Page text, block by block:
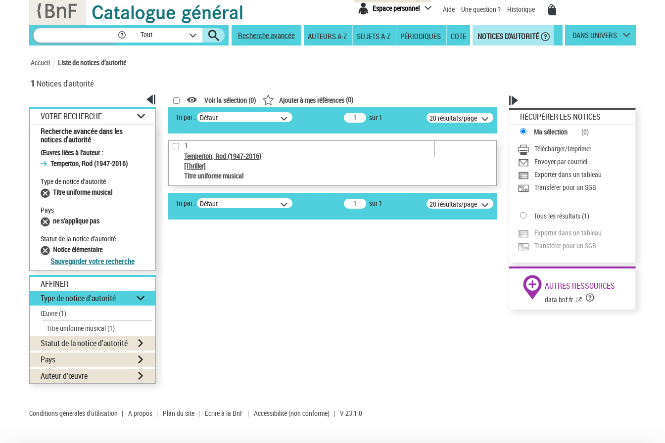
Espace personnel Aide Une question ? Historique
Tout Recherche avancée AUTEURS A-Z SUJETS A-Z PÉRIODIQUES COTE NOTICES D'AUTORITÉ DANS UNIVERS
Accueil Liste de notices d’autorité
1 Notices d'autorité
VOTRE RECHERCHE
Recherche avancée dans les
notices d’autorité
Œuvres liées à l'auteur :
Temperton, Rod (1947-2016)
Type de notice d'autorité
Titre uniforme musical
Pays
ne s'applique pas
Statut de la notice d’autorité
Notice élémentaire
Sauvegarder votre recherche
AFFINER
Type de notice d'autorité
Œuvre(1)
Titre uniforme musical(1)
Statut de la notice d’autorité
Pays
Auteur d’œuvre
Voir la sélection (0) Ajouter à mes références(0)
Tri par : Défaut sur 1 20 résultats/page
1
Temperton, Rod (1947-2016)
[Thriller]
Titre uniforme musical
Tri par : Défaut sur 1 20 résultats/page
RÉCUPÉRER LES NOTICES
Ma sélection (0)
Télécharger/Imprimer
Envoyer par courriel
Exporter dans un tableau
Transférer pour un SGB
Tous les résultats(1)
Exporter dans un tableau
Transférer pour un SGB
AUTRES RESSOURCES
data.bnf.fr
Conditions générales d'utilisation | A propos | Plan du site | Écrire à la BnF | Accessibilité (non conforme) | V 23.1.0
Panneau de gestion des cookies